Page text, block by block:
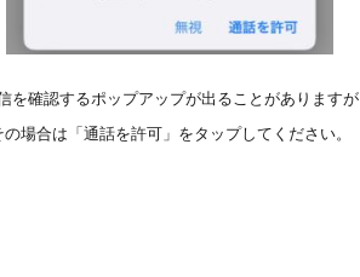
を確認するポップアップが出ることがありますが
の場合は「通話を許可」をタップしてください。